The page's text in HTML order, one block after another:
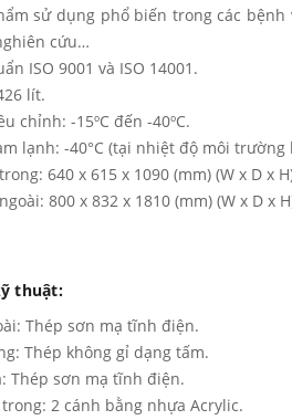
sử dụng phổ biến trong các
cứu…
ISO 9001 và ISO 14001.
lít.
chỉnh: -15ºC đến -40ºC.
lạnh: -40°C (tại nhiệt độ môi trường
640 x 615 x 1090 (mm) (W x D x
800 x 832 x 1810 (mm) (W x D x
thuật:
Thép sơn mạ tĩnh điện.
Thép không gỉ dạng tấm.
Thép sơn mạ tĩnh điện.
2 cánh bằng nhựa Acrylic.